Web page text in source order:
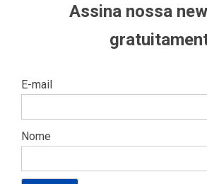
Assina nossa
E-mail
Nome